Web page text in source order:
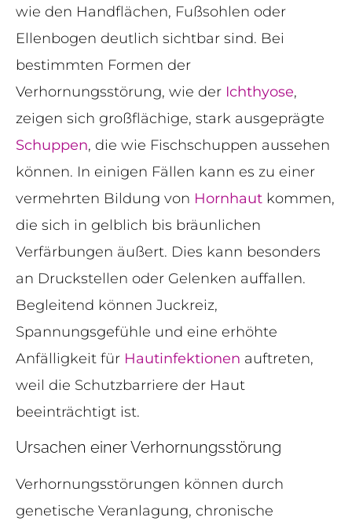
wie den Handflächen, Fußsohlen oder
Ellenbogen deutlich sichtbar sind. Bei
bestimmten Formen der
Verhornungsstörung, wie der Ichthyose,
zeigen sich großflächige, stark ausgeprägte
Schuppen, die wie Fischschuppen aussehen
können. In einigen Fällen kann es zu einer
vermehrten Bildung von Hornhaut kommen,
die sich in gelblich bis bräunlichen
Verfärbungen äußert. Dies kann besonders
an Druckstellen oder Gelenken auffallen.
Begleitend können Juckreiz,
Spannungsgefühle und eine erhöhte
Anfälligkeit für Hautinfektionen auftreten,
weil die Schutzbarriere der Haut
beeinträchtigt ist.
Ursachen einer Verhornungsstörung
Verhornungsstörungen können durch
genetische Veranlagung, chronische